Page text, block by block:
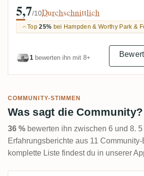
5,7/10Durchschnittlich
Top25% bei Hampden & Worthy Park &
1 bewerten ihn mit 8+
COMMUNITY-STIMMEN
Was sagt die Community?
36 % bewerten ihn zwischen 6 und 8.
Erfahrungsberichte aus 11
komplette Liste findest du in unserer